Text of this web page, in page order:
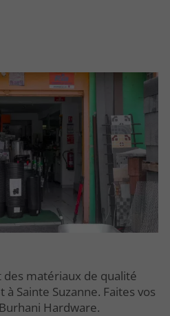
matériaux de qualité
Sainte Suzanne. Faites vos
Hardware.